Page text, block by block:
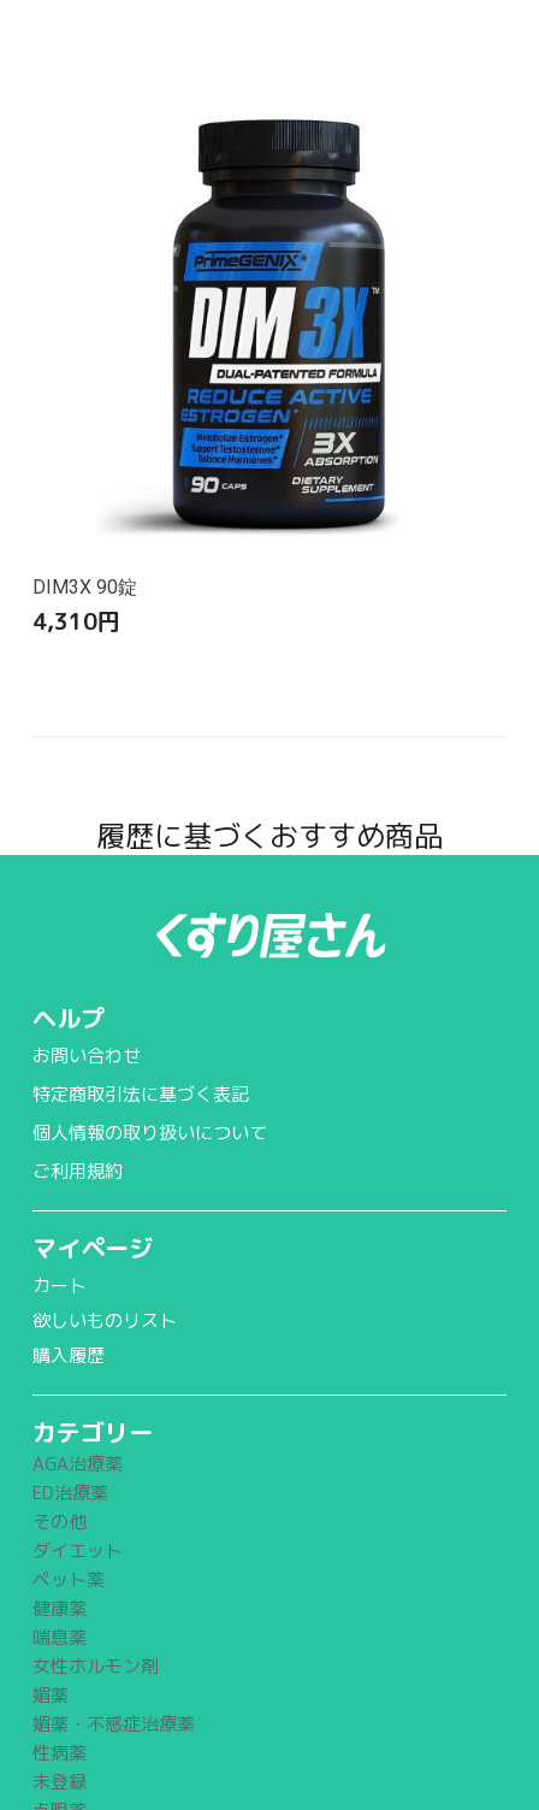
DIM3X 90錠
4,310円
履歴に基づくおすすめ商品
ヘルプ
お問い合わせ
特定商取引法に基づく表記
個人情報の取り扱いについて
ご利用規約
マイページ
カート
欲しいものリスト
購入履歴
カテゴリー
AGA治療薬
ED治療薬
その他
ダイエット
ペット薬
健康薬
喘息薬
女性ホルモン剤
媚薬
媚薬・不感症治療薬
性病薬
未登録